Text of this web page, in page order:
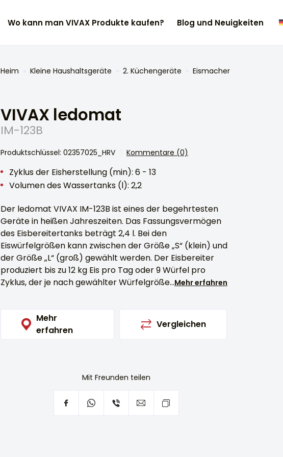
Wo kann man VIVAX Produkte kaufen? Blog und Neuigkeiten
Heim Kleine Haushaltsgeräte 2. Küchengeräte Eismacher
VIVAX ledomat
IM-123B
Produktschlüssel: 02357025_HRV Kommentare (0)
Zyklus der Eisherstellung (min): 6 - 13
Volumen des Wassertanks (l): 2,2
Der ledomat VIVAX IM-123B ist eines der begehrtesten
Geräte in heißen Jahreszeiten. Das Fassungsvermögen
des Eisbereitertanks beträgt 2,4 l. Bei den
Eiswürfelgrößen kann zwischen der Größe „S“ (klein) und
der Größe „L“ (groß) gewählt werden. Der Eisbereiter
produziert bis zu 12 kg Eis pro Tag oder 9 Würfel pro
Zyklus, der je nach gewählter Würfelgröße...Mehr erfahren
Mehr
erfahren
Vergleichen
Mit Freunden teilen